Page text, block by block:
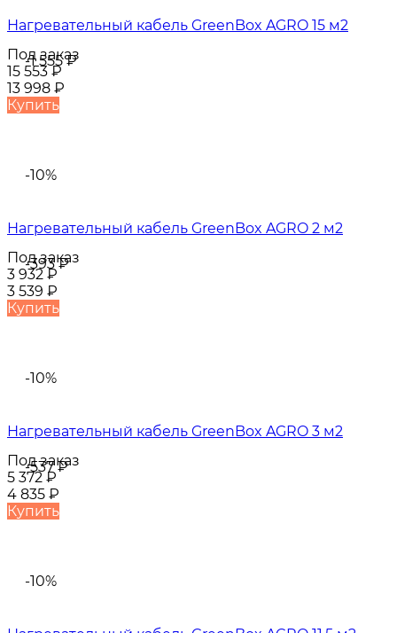
-1 555₽
Нагревательный кабель GreenBox AGRO 15 м2
Под заказ
15 553₽
13 998 ₽
Купить
-10%
-393₽
Нагревательный кабель GreenBox AGRO 2 м2
Под заказ
3 932₽
3 539 ₽
Купить
-10%
-537₽
Нагревательный кабель GreenBox AGRO 3 м2
Под заказ
5 372₽
4 835 ₽
Купить
-10%